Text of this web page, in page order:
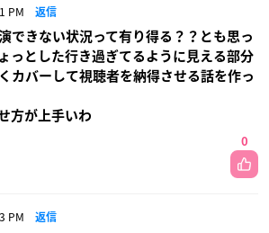
PM 返信
できない状況って有り得る？？とも思っ
っとした行き過ぎてるように見える部分
カバーして視聴者を納得させる話を作っ
方が上手いわ
0
PM 返信